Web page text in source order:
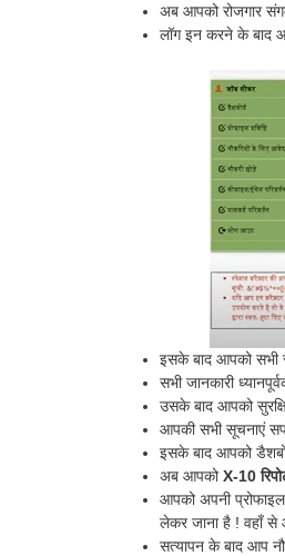
अब आपको रोजगार
लॉग इन करने के बाद
इसके बाद आपको सभी
सभी जानकारी
उसके बाद आपको
आपकी सभी सूचनाएं
इसके बाद आपको
अब आपकोX-10
आपको अपनी
लेकर जाना है ! वहाँ से
सत्यापन के बाद आप